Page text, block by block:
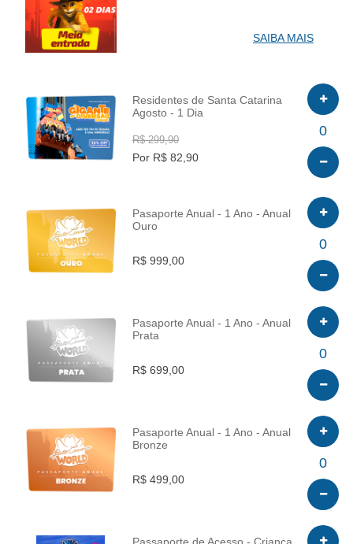
INFO
SAIBA MAIS
INFO
Residentes de Santa Catarina
Agosto - 1 Dia
R$ 299,90
Por R$ 82,90
0
INFO
Pasaporte Anual - 1 Ano - Anual
Ouro
R$ 999,00
0
INFO
Pasaporte Anual - 1 Ano - Anual
Prata
R$ 699,00
0
INFO
Pasaporte Anual - 1 Ano - Anual
Bronze
R$ 499,00
0